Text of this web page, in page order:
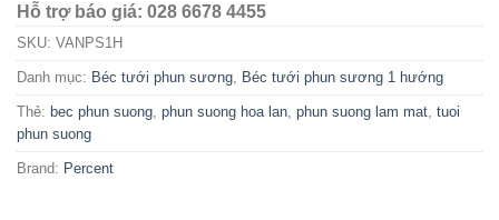
Hỗ trợ báo giá: 028 6678 4455
SKU: VANPS1H
Danh mục: Béc tưới phun sương Béc tưới phun sương 1 hướng
Thẻ: bec phun suong phun suong hoa lan phun suong lam mat tuoi
phun suong
Brand: Percent